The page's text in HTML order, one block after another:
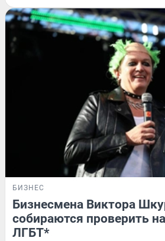
БИЗНЕС
Бизнесмена Виктора
собираются проверить
ЛГБТ*